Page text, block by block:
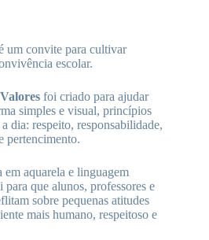
um convite para cultivar
escolar.
foi criado para ajudar
simples e visual, princípios
dia: respeito, responsabilidade,
pertencimento.
em aquarela e linguagem
que alunos, professores e
sobre pequenas atitudes
mais humano, respeitoso e